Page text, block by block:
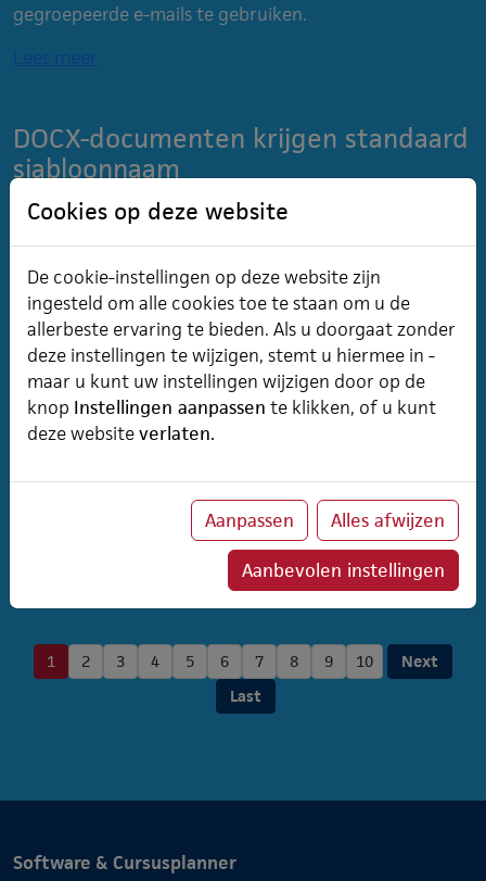
gegroepeerde e-mails te gebruiken.
Lees meer
DOCX-documenten krijgen standaard
sjabloonnaam
Bij het aanmaken van een DOCX-document wordt altijd
de naam van het sjabloon gebruikt, met uitzondering
ingesteld kan worden.Lees meer
Update-meldingen uitgebreid naar
inschrijfportaal
Vanaf versie 8.5.22.1 was het bij het klant- en
inlogpagina te tonen wanneer een update gepland is.
Deze functionaliteit is nu ook beschikbaar in het online
1 2 3 4 5 6 7 8 9 10
Next
Last
Software & Cursusplanner
Cookies op deze website
De cookie-instellingen op deze website zijn
ingesteld om alle cookies toe te staan om u de
allerbeste ervaring te bieden. Als u doorgaat zonder
deze instellingen te wijzigen, stemt u hiermee in -
maar u kunt uw instellingen wijzigen door op de
knop Instellingen aanpassen te klikken, of u kunt
deze websiteverlaten.
Aanpassen Alles afwijzen
Aanbevolen instellingen